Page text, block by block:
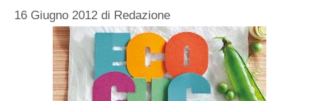
16 Giugno 2012 di Redazione